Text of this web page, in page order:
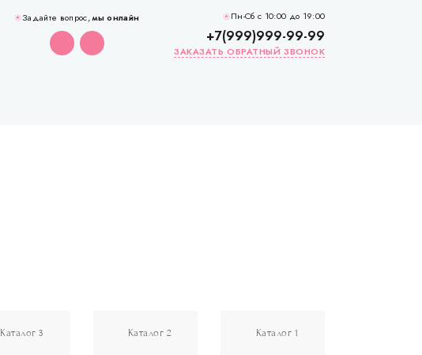
Задайте вопрос,мы онлайн Пн-Сб с 10:00 до 19:00
+7(999)999-99-99
ЗАКАЗАТЬ ОБРАТНЫЙ ЗВОНОК
Каталог 3 Каталог 2 Каталог 1